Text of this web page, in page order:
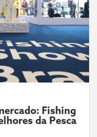
Fishing
da Pesca